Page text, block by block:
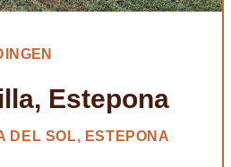
Estepona
DEL SOL, ESTEPONA